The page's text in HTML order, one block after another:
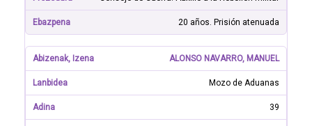
20 años. Prisión atenuada
ALONSO NAVARRO, MANUEL
Mozo de Aduanas
39